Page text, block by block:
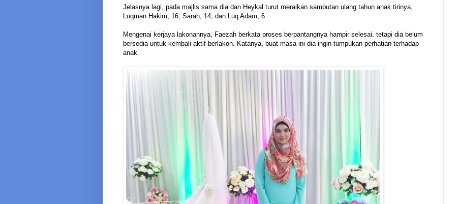
Jelasnya lagi, pada majlis sama dia dan Heykal turut meraikan sambutan ulang tahun anak tirinya,
Luqman Hakim, 16, Sarah, 14, dan Luq Adam, 6.
Mengenai kerjaya lakonannya, Faezah berkata proses berpantangnya hampir selesai, tetapi dia belum
bersedia untuk kembali aktif berlakon. Katanya, buat masa ini dia ingin tumpukan perhatian terhadap
anak.